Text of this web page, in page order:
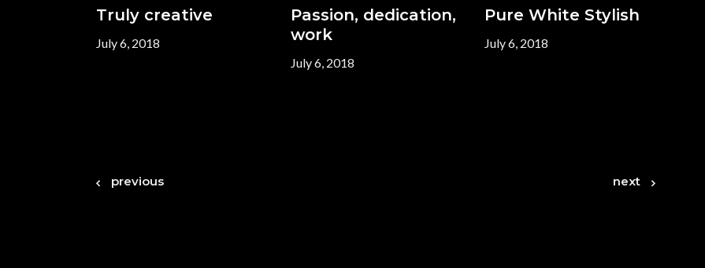
Truly creative
July 6, 2018
Passion, dedication,
work
July 6, 2018
Pure White Stylish
July 6, 2018
previous next